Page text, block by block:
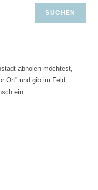
SUCHEN
abholen möchtest,
Ort” und gib im Feld
ein.